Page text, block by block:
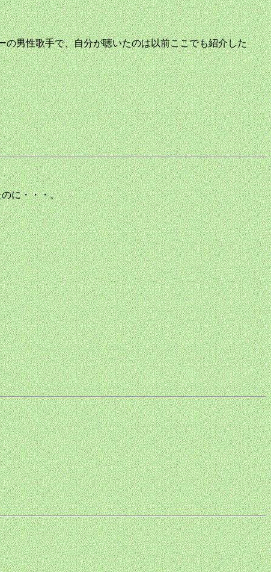
の男性歌手で、自分が聴いたのは以前ここでも紹介した
に・・・。